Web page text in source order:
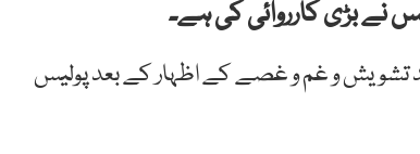
نے بڑی کارروائی کی ہے۔
تشویش و غم و غصے کے اظہار کے بعد پولیس